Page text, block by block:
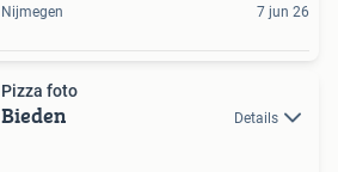
Nijmegen 7 jun 26
Pizza foto
Bieden Details